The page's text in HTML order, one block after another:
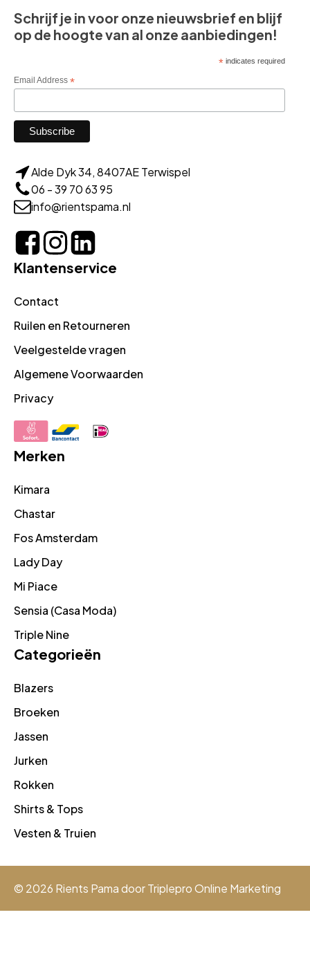
Schrijf je in voor onze nieuwsbrief en blijf
op de hoogte van al onze aanbiedingen!
*indicates required
Email Address *
Alde Dyk 34, 8407AE Terwispel
06 - 39 70 63 95
info@rientspama.nl
Klantenservice
Contact
Ruilen en Retourneren
Veelgestelde vragen
Algemene Voorwaarden
Privacy
Merken
Kimara
Chastar
Fos Amsterdam
Lady Day
Mi Piace
Sensia (Casa Moda)
Triple Nine
Categorieën
Blazers
Broeken
Jassen
Jurken
Rokken
Shirts & Tops
Vesten & Truien
© 2026 Rients Pama doorTriplepro Online Marketing